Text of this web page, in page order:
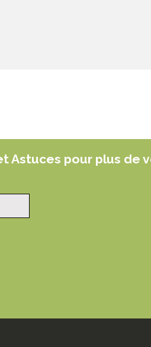
Astuces pour plus de